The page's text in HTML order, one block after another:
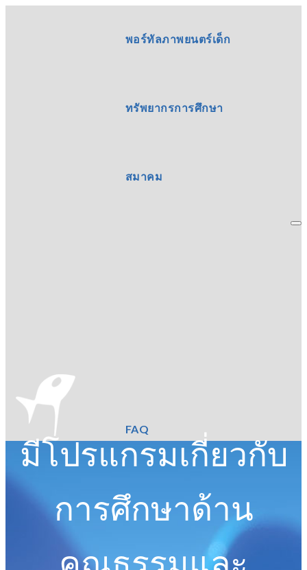
พอร์ทัลภาพยนตร์เด็ก
ทรัพยากรการศึกษา
สมาคม
FAQ
มีโปรแกรมเกี่ยวกับ
การศึกษาด้าน
คุณธรรมและ